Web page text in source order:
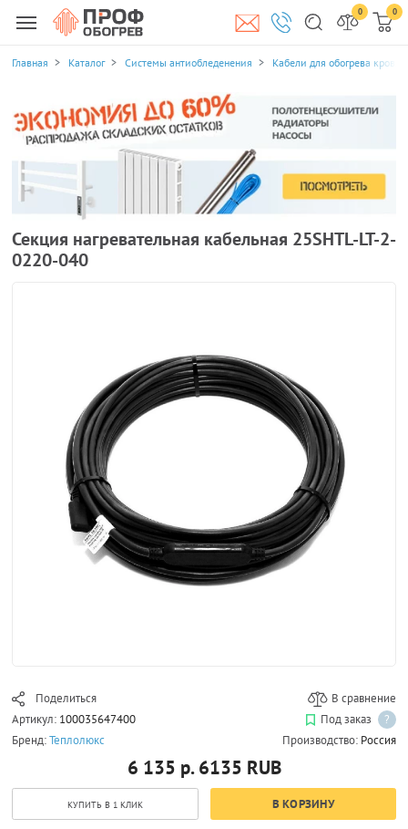
0 0
Главная Каталог Системы антиобледенения Кабели для обогрева
Секция нагревательная кабельная 25SHTL-LT-2-
0220-040
Поделиться
В сравнение
Артикул: 100035647400 Под заказ
?
Бренд:Теплолюкс Производство: Россия
6 135 р. 6135 RUB
КУПИТЬ В 1 КЛИК В КОРЗИНУ